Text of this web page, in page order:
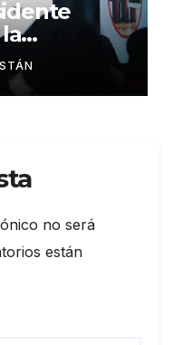
de las
USD 45
no será
están